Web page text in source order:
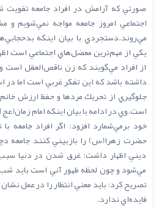
صورتي كه آرامش در افراد جامعه
اجتماعي امروز جامعه مواجه نمي‌شويم و
مي‌روند.دستجردي با بيان اينكه
يكي از مهم‌ترين معضل‌هاي اجتماعي است
از افراد مي‌گويند كه زن ناقص‌العقل است
داشته باشد كه اين تفكر غربي است اما در
جلوگيري از تحريك مردها و حفظ ارزش
است.وي در ادامه با بيان اينكه امام
خود برمي‌شمارد افزود: اگر افراد جامعه
حضرت زهرا(س) را بازبيني كنند جامعه
ديني اظهار داشت: غرق شدن در دنيا
مي‌شود و چون لحظه ظهور آني است بايد شب
تصريح كرد: بايد معني انتظار را در عمل
فايده‌اي ندارد.